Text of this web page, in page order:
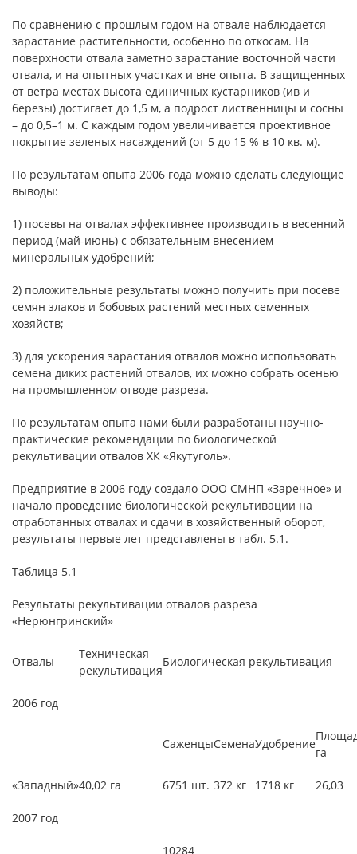
По сравнению с прошлым годом на отвале наблюдается
зарастание растительности, особенно по откосам. На
поверхности отвала заметно зарастание восточной части
отвала, и на опытных участках и вне опыта. В защищенных
от ветра местах высота единичных кустарников (ив и
березы) достигает до 1,5 м, а подрост лиственницы и сосны
– до 0,5–1 м. С каждым годом увеличивается проективное
покрытие зеленых насаждений (от 5 до 15 % в 10 кв. м).
По результатам опыта 2006 года можно сделать следующие
выводы:
1) посевы на отвалах эффективнее производить в весенний
период (май-июнь) с обязательным внесением
минеральных удобрений;
2) положительные результаты можно получить при посеве
семян злаков и бобовых растений местных семенных
хозяйств;
3) для ускорения зарастания отвалов можно использовать
семена диких растений отвалов, их можно собрать осенью
на промышленном отводе разреза.
По результатам опыта нами были разработаны научно-
практические рекомендации по биологической
рекультивации отвалов ХК «Якутуголь».
Предприятие в 2006 году создало ООО СМНП «Заречное» и
начало проведение биологической рекультивации на
отработанных отвалах и сдачи в хозяйственный оборот,
результаты первые лет представлены в табл. 5.1.
Таблица 5.1
Результаты рекультивации отвалов разреза
«Нерюнгринский»
Отвалы
Техническая
рекультивация
Биологическая рекультивация
2006 год
СаженцыСеменаУдобрение
га
«Западный»40,02 га 6751 шт. 372 кг 1718 кг 26,03
2007 год
10284